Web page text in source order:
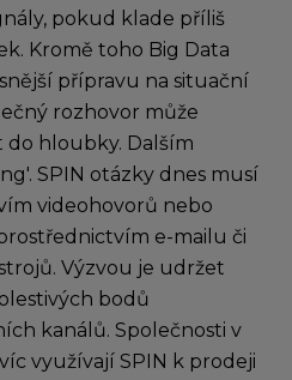
pokud klade příliš
Kromě toho Big Data
přípravu na situační
rozhovor může
do hloubky. Dalším
SPIN otázky dnes musí
videohovorů nebo
e-mailu či
Výzvou je udržet
bodů
kanálů. Společnosti v
využívají SPIN k prodeji